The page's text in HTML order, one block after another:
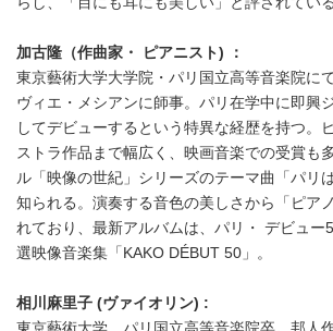
加古隆（作曲家・ ピアニスト) ：
東京藝術大学大学院・パリ国立高等音楽院に
ヴィエ・メシアンに師事。パリ在学中に即興
してデビューするという特異な経歴を持つ。
ストラ作品まで幅広く、映画音楽での受賞も
ル「映像の世紀」シリーズのテーマ曲「パリ
知られる。演奏する音色の美しさから「ピア
れており、最新アルバムは、パリ・ デビュー
選映像音楽集「KAKO DÉBUT 50」。
相川麻里子 (ヴァイオリン) :